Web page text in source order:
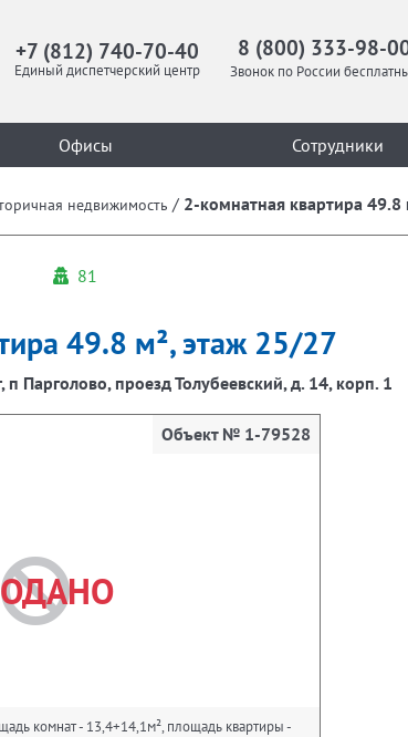
+7 (812) 740-70-40
Единый диспетчерский центр
8 (800) 333-98-
Звонок по России
Офисы Сотрудники
недвижимость / 2-комнатная квартира 49.8
81
49.8 м², этаж 25/27
п Парголово, проезд Толубеевский, д. 14, корп. 1
Объект № 1-79528
комнат - 13,4+14,1м², площадь квартиры -